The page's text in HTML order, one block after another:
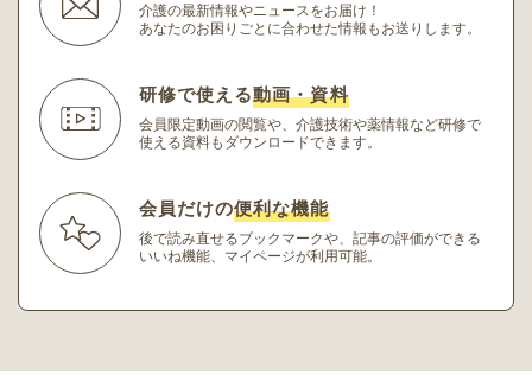
介護の最新情報やニュースをお届け！
あなたのお困りごとに合わせた情報もお送りします。
研修で使える動画・資料
会員限定動画の閲覧や、介護技術や薬情報など研修で
使える資料もダウンロードできます。
会員だけの便利な機能
後で読み直せるブックマークや、記事の評価ができる
いいね機能、マイページが利用可能。